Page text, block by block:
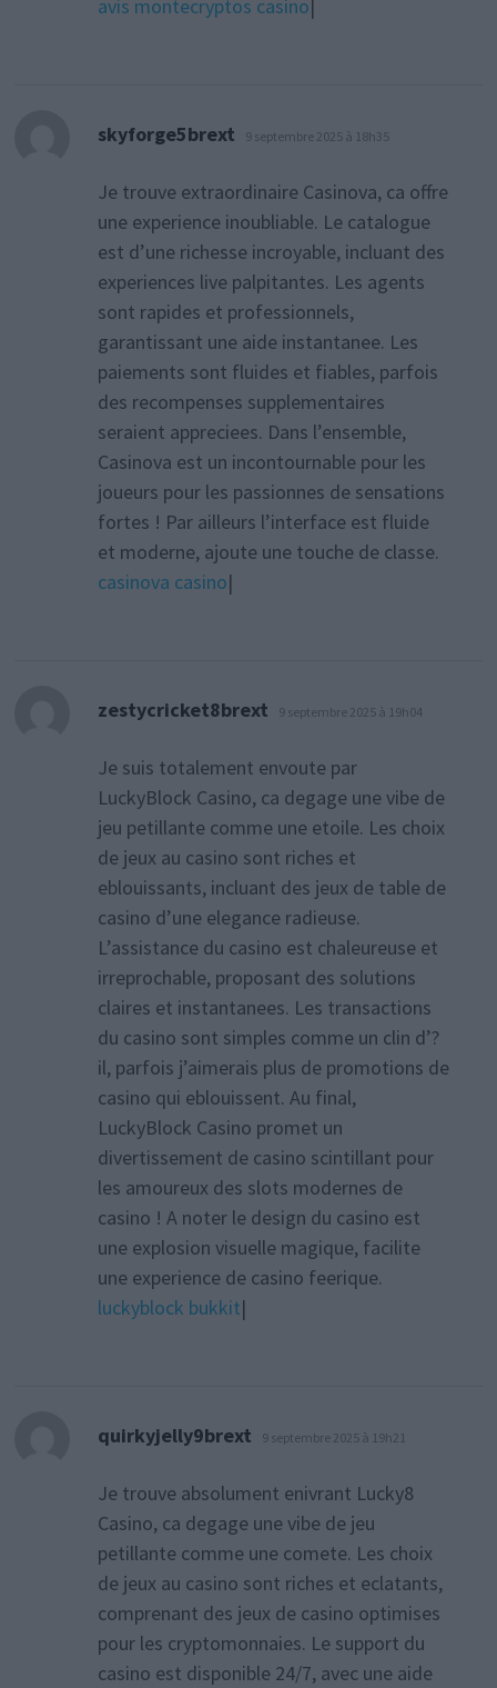
avis montecryptos casino|
skyforge5brext dit :
9 septembre 2025 à 18h35
Je trouve extraordinaire Casinova, ca offre
une experience inoubliable. Le catalogue
est d’une richesse incroyable, incluant des
experiences live palpitantes. Les agents
sont rapides et professionnels,
garantissant une aide instantanee. Les
paiements sont fluides et fiables, parfois
des recompenses supplementaires
seraient appreciees. Dans l’ensemble,
Casinova est un incontournable pour les
joueurs pour les passionnes de sensations
fortes ! Par ailleurs l’interface est fluide
et moderne, ajoute une touche de classe.
casinova casino|
zestycricket8brext dit :
9 septembre 2025 à 19h04
Je suis totalement envoute par
LuckyBlock Casino, ca degage une vibe de
jeu petillante comme une etoile. Les choix
de jeux au casino sont riches et
eblouissants, incluant des jeux de table de
casino d’une elegance radieuse.
L’assistance du casino est chaleureuse et
irreprochable, proposant des solutions
claires et instantanees. Les transactions
du casino sont simples comme un clin d’?
il, parfois j’aimerais plus de promotions de
casino qui eblouissent. Au final,
LuckyBlock Casino promet un
divertissement de casino scintillant pour
les amoureux des slots modernes de
casino ! A noter le design du casino est
une explosion visuelle magique, facilite
une experience de casino feerique.
luckyblock bukkit|
quirkyjelly9brext dit :
9 septembre 2025 à 19h21
Je trouve absolument enivrant Lucky8
Casino, ca degage une vibe de jeu
petillante comme une comete. Les choix
de jeux au casino sont riches et eclatants,
comprenant des jeux de casino optimises
pour les cryptomonnaies. Le support du
casino est disponible 24/7, avec une aide